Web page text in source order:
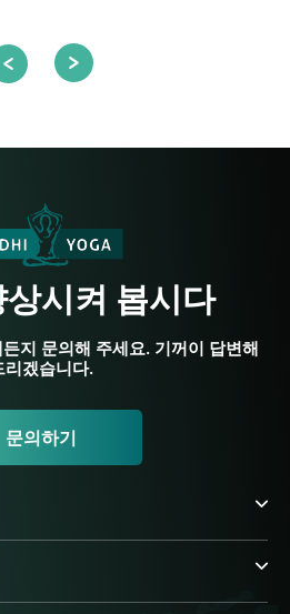
상시켜 봅시다
지 문의해 주세요. 기꺼이 답변해
리겠습니다.
문의하기